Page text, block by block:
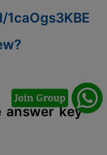
answer key